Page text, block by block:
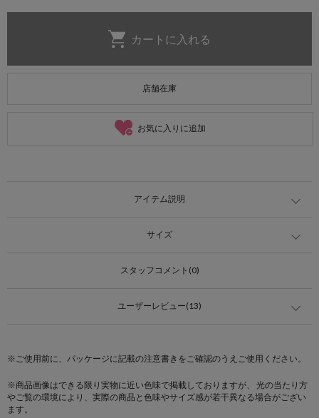
店舗在庫
お気に入りに追加
アイテム説明
サイズ
スタッフコメント(0)
ユーザーレビュー(13)
※ご使用前に、パッケージに記載の注意書きをご確認のうえご使用ください。
※商品画像はできる限り実物に近い色味で掲載しておりますが、 光の当たり方
やご覧の環境により、実際の商品と色味やサイズ感が若干異なる場合がござい
ます。